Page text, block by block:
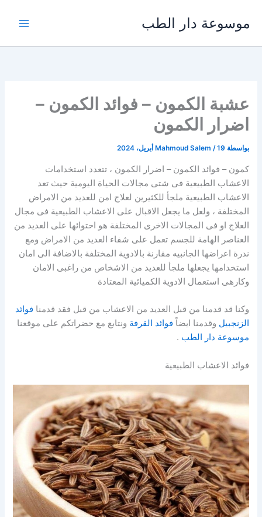
المحتوى
موسوعة دار الطب
عشبة الكمون – فوائد الكمون –
اضرار الكمون
بواسطة Mahmoud Salem /19 أبريل، 2024
كمون – فوائد الكمون – اضرار الكمون ، تتعدد استخدامات
الاعشاب الطبيعية فى شتى مجالات الحياة اليومية حيث تعد
الاعشاب الطبيعية ملجأ للكثيرين لعلاج امن للعديد من الامراض
المختلفة ، ولعل ما يجعل الاقبال على الاعشاب الطبيعية فى مجال
العلاج او فى المجالات الاخرى المختلفة هو احتوائها على العديد من
العناصر الهامة للجسم تعمل على شفاء العديد من الامراض ومع
ندرة اعراضها الجانبيه مقارنة بالادوية المختلفة بالاضافة الى امان
استخدامها يجعلها ملجأ للعديد من الاشخاص من راغبى الامان
وكارهى استعمال الادوية الكميائية المعتادة
وكنا قد قدمنا من قبل العديد من الاعشاب من قبل فقد قدمنا فوائد
الزنجبيل وقدمنا ايضاً فوائد القرفة ونتابع مع حضراتكم على موقعنا
موسوعة دار الطب .
فوائد الاعشاب الطبيعية